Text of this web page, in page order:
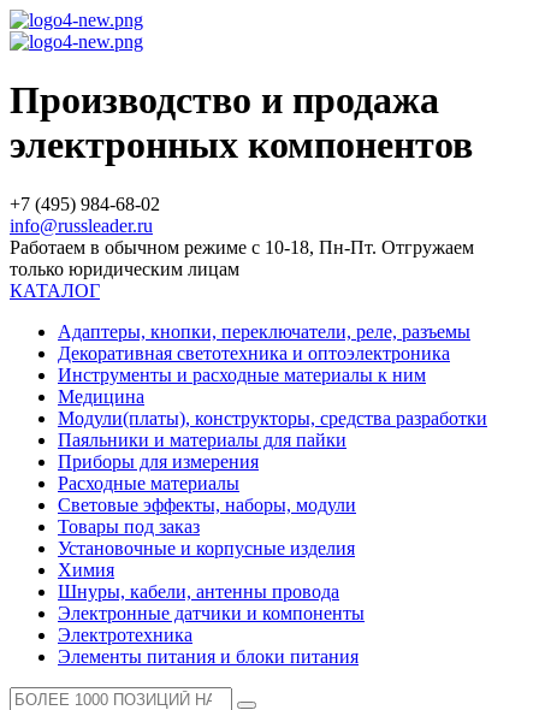
Производство и продажа
электронных компонентов
+7 (495) 984-68-02
info@russleader.ru
Работаем в обычном режиме с 10-18, Пн-Пт. Отгружаем
только юридическим лицам
КАТАЛОГ
Адаптеры, кнопки, переключатели, реле, разъемы
Декоративная светотехника и оптоэлектроника
Инструменты и расходные материалы к ним
Медицина
Модули(платы), конструкторы, средства разработки
Паяльники и материалы для пайки
Приборы для измерения
Расходные материалы
Световые эффекты, наборы, модули
Товары под заказ
Установочные и корпусные изделия
Химия
Шнуры, кабели, антенны провода
Электронные датчики и компоненты
Электротехника
Элементы питания и блоки питания